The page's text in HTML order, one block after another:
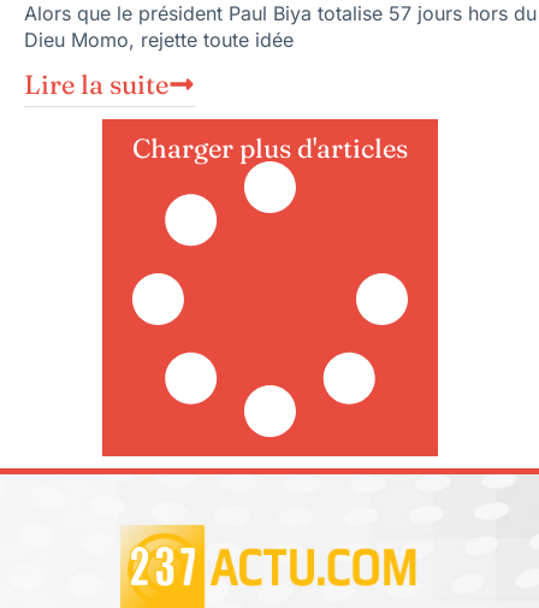
Alors que le président Paul Biya totalise 57 jours hors
Dieu Momo, rejette toute idée
Lire la suite
Charger plus d'articles